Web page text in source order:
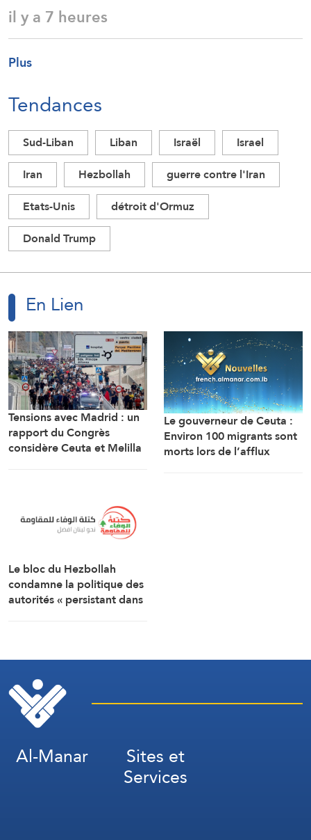
il y a 7 heures
Plus
Tendances
Sud-Liban Liban Israël
Israel
Iran
Hezbollah
guerre contre l'Iran
Etats-Unis
détroit d'Ormuz
Donald Trump
En Lien
Tensions avec Madrid : un
rapport du Congrès
considère Ceuta et Melilla
Le gouverneur de Ceuta :
Environ 100 migrants sont
morts lors de l’afflux
Le bloc du Hezbollah
condamne la politique des
autorités « persistant dans
Al-Manar Sites et
Services